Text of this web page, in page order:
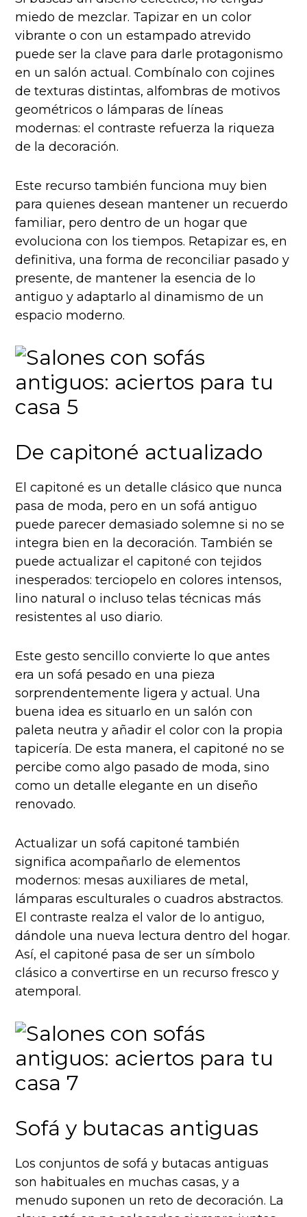
miedo de mezclar. Tapizar en un color
vibrante o con un estampado atrevido
puede ser la clave para darle protagonismo
en un salón actual. Combínalo con cojines
de texturas distintas, alfombras de motivos
geométricos o lámparas de líneas
modernas: el contraste refuerza la riqueza
de la decoración.
Este recurso también funciona muy bien
para quienes desean mantener un recuerdo
familiar, pero dentro de un hogar que
evoluciona con los tiempos. Retapizar es, en
definitiva, una forma de reconciliar pasado y
presente, de mantener la esencia de lo
antiguo y adaptarlo al dinamismo de un
espacio moderno.
De capitoné actualizado
El capitoné es un detalle clásico que nunca
pasa de moda, pero en un sofá antiguo
puede parecer demasiado solemne si no se
integra bien en la decoración. También se
puede actualizar el capitoné con tejidos
inesperados: terciopelo en colores intensos,
lino natural o incluso telas técnicas más
resistentes al uso diario.
Este gesto sencillo convierte lo que antes
era un sofá pesado en una pieza
sorprendentemente ligera y actual. Una
buena idea es situarlo en un salón con
paleta neutra y añadir el color con la propia
tapicería. De esta manera, el capitoné no se
percibe como algo pasado de moda, sino
como un detalle elegante en un diseño
renovado.
Actualizar un sofá capitoné también
significa acompañarlo de elementos
modernos: mesas auxiliares de metal,
lámparas esculturales o cuadros abstractos.
El contraste realza el valor de lo antiguo,
dándole una nueva lectura dentro del hogar.
Así, el capitoné pasa de ser un símbolo
clásico a convertirse en un recurso fresco y
atemporal.
Sofá y butacas antiguas
Los conjuntos de sofá y butacas antiguas
son habituales en muchas casas, y a
menudo suponen un reto de decoración. La